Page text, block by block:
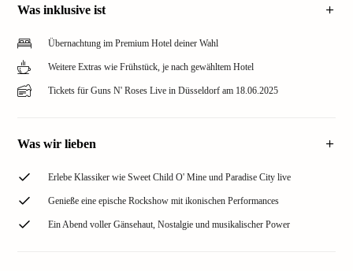
Was inklusive ist
Übernachtung im Premium Hotel deiner Wahl
Weitere Extras wie Frühstück, je nach gewähltem Hotel
Tickets für Guns N' Roses Live in Düsseldorf am 18.06.2025
Was wir lieben
Erlebe Klassiker wie Sweet Child O' Mine und Paradise City live
Genieße eine epische Rockshow mit ikonischen Performances
Ein Abend voller Gänsehaut, Nostalgie und musikalischer Power